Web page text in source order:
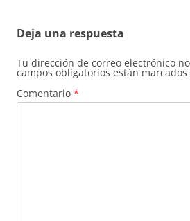
Deja una respuesta
Tu dirección de correo electrónico
campos obligatorios están marcados
Comentario *